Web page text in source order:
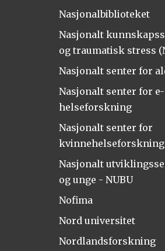
Nasjonalbiblioteket
Nasjonalt
og traumatisk stress
Nasjonalt senter for
Nasjonalt senter for e-
helseforskning
Nasjonalt senter for
kvinnehelseforskning
Nasjonalt
og unge - NUBU
Nofima
Nord universitet
Nordlandsforskning